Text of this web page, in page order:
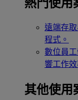
熱門使用
遠端存
程式。
數位員
響工作效
其他使用